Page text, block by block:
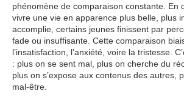
phénomène de comparaison constante. En
vivre une vie en apparence plus belle, plus
accomplie, certains jeunes finissent par
fade ou insuffisante. Cette comparaison
l’insatisfaction, l’anxiété, voire la tristesse.
: plus on se sent mal, plus on cherche du
plus on s’expose aux contenus des autres,
mal-être.